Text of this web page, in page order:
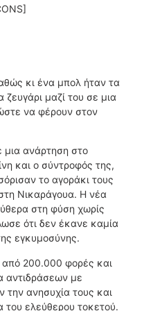
κι ένα μπολ ήταν τα
μαζί του σε μια
να φέρουν στον
ανάρτηση στο
και ο σύντροφός της,
το αγοράκι τους
Νικαράγουα. Η νέα
στη φύση χωρίς
ότι δεν έκανε καμία
εγκυμοσύνης.
από 200.000 φορές και
αντιδράσεων με
ανησυχία τους και
του ελεύθερου τοκετού.